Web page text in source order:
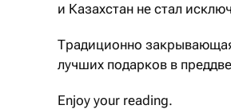
и Казахстан не стал
Традиционно
лучших подарков в
Enjoy your reading.